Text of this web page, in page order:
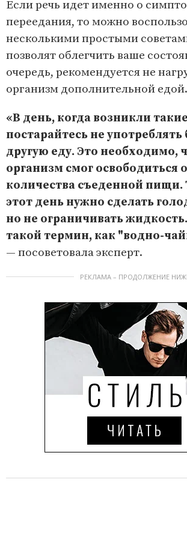
Если речь идет именно о
переедания, то можно
несколькими простыми
позволят облегчить ваше
очередь, рекомендуется не
организм дополнительной едой.
«В день, когда возникли
постарайтесь не
другую еду. Это необходимо,
организм смог освободиться
количества съеденной пищи.
этот день нужно сделать
но не ограничивать
такой термин, как "водно-
— посоветовала эксперт.
РЕКЛАМА – ПРОДОЛЖЕНИЕ